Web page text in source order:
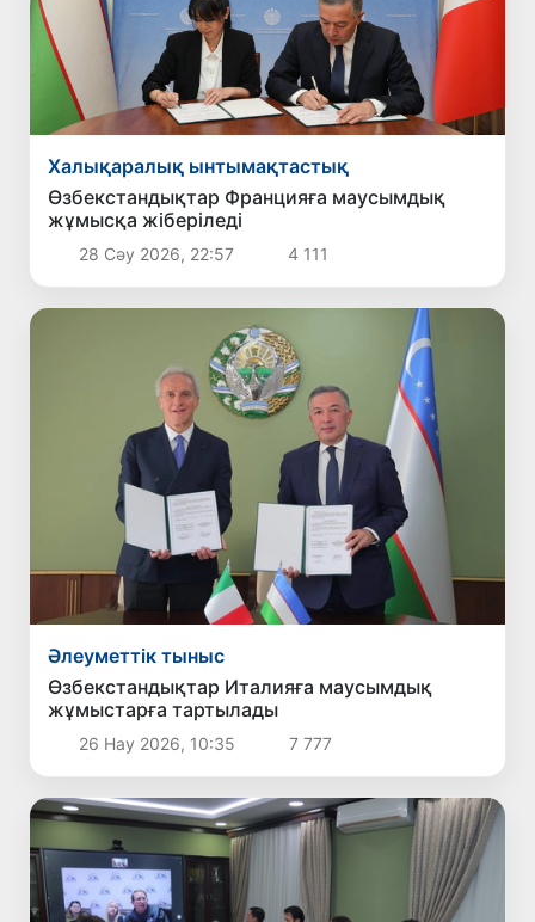
Халықаралық ынтымақтастық
Өзбекстандықтар Францияға маусымдық
жұмысқа жіберіледі
28 Сәу 2026, 22:57 4 111
Әлеуметтік тыныс
Өзбекстандықтар Италияға маусымдық
жұмыстарға тартылады
26 Нау 2026, 10:35 7 777